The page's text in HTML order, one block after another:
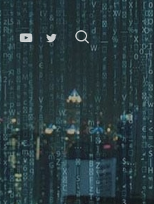
Skip
to
main
content
search